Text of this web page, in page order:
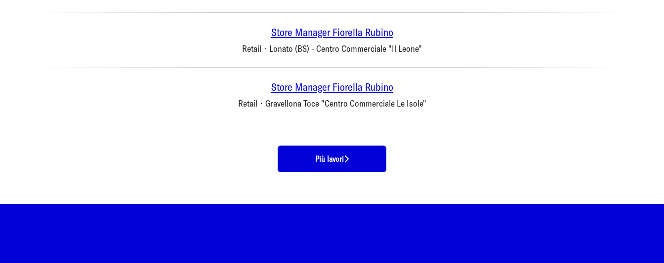
Store Manager Fiorella Rubino
Retail · Lonato (BS) - Centro Commerciale "Il Leone"
Store Manager Fiorella Rubino
Retail · Gravellona Toce "Centro Commerciale Le Isole"
Più lavori